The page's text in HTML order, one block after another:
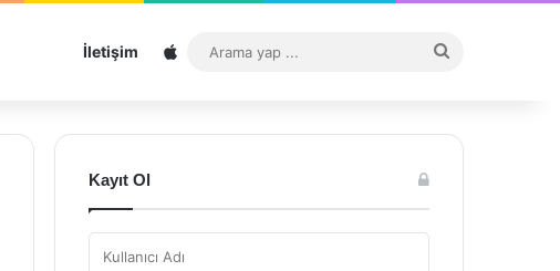
İletişim Sitemap
...
Kayıt Ol